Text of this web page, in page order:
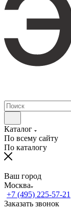
Каталог
По всему сайту
По каталогу
Ваш город
Москва
+7 (495) 225-57-21
Заказать звонок